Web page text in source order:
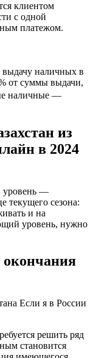
клиентом
с одной
платежом.
выдачу наличных в
от суммы выдачи,
наличные —
из
в 2024
уровень —
текущего сезона:
и на
уровень, нужно
окончания
решить ряд
становится